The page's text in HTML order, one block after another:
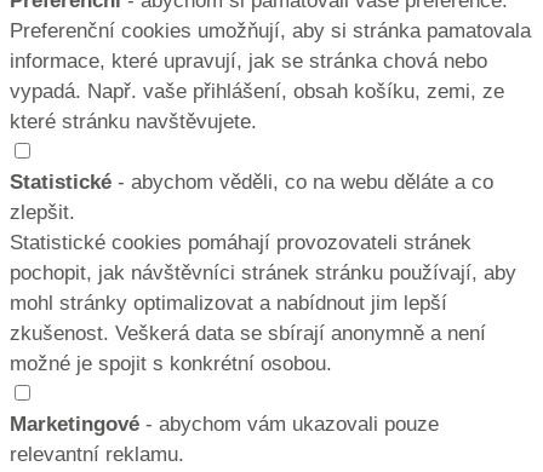
Preferenční cookies umožňují, aby si stránka pamatovala
informace, které upravují, jak se stránka chová nebo
vypadá. Např. vaše přihlášení, obsah košíku, zemi, ze
které stránku navštěvujete.
Statistické - abychom věděli, co na webu děláte a co
zlepšit.
Statistické cookies pomáhají provozovateli stránek
pochopit, jak návštěvníci stránek stránku používají, aby
mohl stránky optimalizovat a nabídnout jim lepší
zkušenost. Veškerá data se sbírají anonymně a není
možné je spojit s konkrétní osobou.
Marketingové - abychom vám ukazovali pouze
relevantní reklamu.